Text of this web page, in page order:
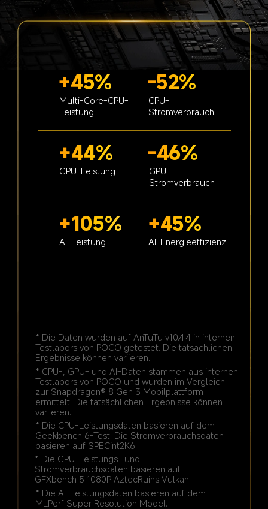
+45%
Multi-Core-CPU-
Leistung
-52%
CPU-
Stromverbrauch
+44%
GPU-Leistung
-46%
GPU-
Stromverbrauch
+105% +45%
* Die Daten wurden auf AnTuTu v10.4.4 in internen
Testlabors von POCO getestet. Die tatsächlichen
* CPU-, GPU- und AI-Daten stammen aus internen
Testlabors von POCO und wurden im Vergleich
zur Snapdragon® 8 Gen 3 Mobilplattform
ermittelt. Die tatsächlichen Ergebnisse können
* Die CPU-Leistungsdaten basieren auf dem
Geekbench 6-Test. Die Stromverbrauchsdaten
basieren auf SPECint2K6.
* Die GPU-Leistungs- und
Stromverbrauchsdaten basieren auf
GFXbench 5 1080P AztecRuins Vulkan.
* Die AI-Leistungsdaten basieren auf dem